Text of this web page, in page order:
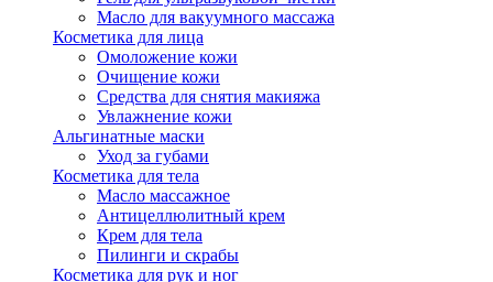
Масло для вакуумного массажа
Косметика для лица
Омоложение кожи
Очищение кожи
Средства для снятия макияжа
Увлажнение кожи
Альгинатные маски
Уход за губами
Косметика для тела
Масло массажное
Антицеллюлитный крем
Крем для тела
Пилинги и скрабы
Косметика для рук и ног